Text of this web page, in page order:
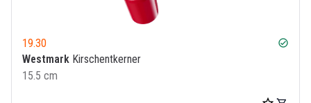
19.30 check_circle
Westmark Kirschentkerner
15.5 cm